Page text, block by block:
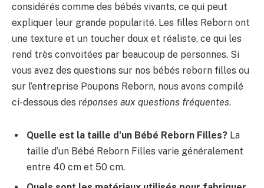
considérés comme des bébés vivants, ce qui peut
expliquer leur grande popularité. Les filles Reborn ont
une texture et un toucher doux et réaliste, ce qui les
rend très convoitées par beaucoup de personnes. Si
vous avez des questions sur nos bébés reborn filles ou
sur l’entreprise Poupons Reborn, nous avons compilé
ci-dessous des réponses aux questions fréquentes.
Quelle est la taille d’un Bébé Reborn Filles? La
taille d’un Bébé Reborn Filles varie généralement
entre 40 cm et 50 cm.